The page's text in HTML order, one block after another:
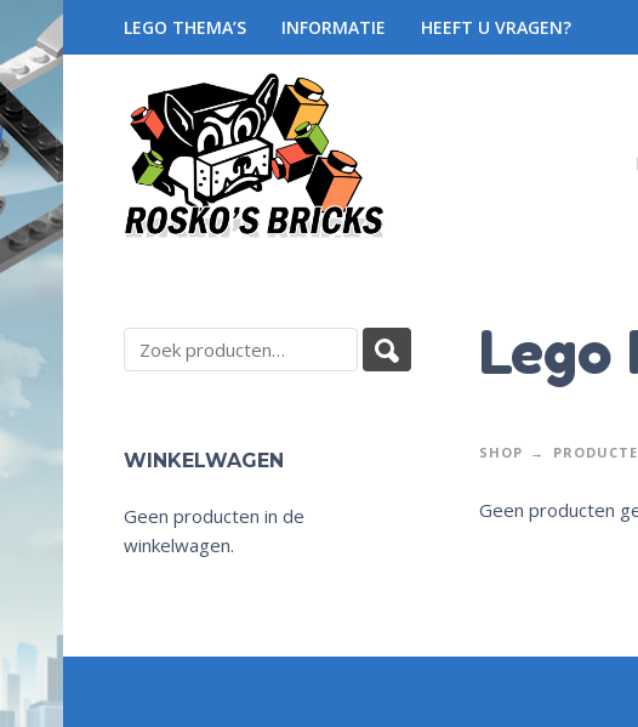
LEGO THEMA’S INFORMATIE HEEFT U VRAGEN?
WINKELWAGEN
Geen producten in de
winkelwagen.
Lego
SHOP
Geen producten